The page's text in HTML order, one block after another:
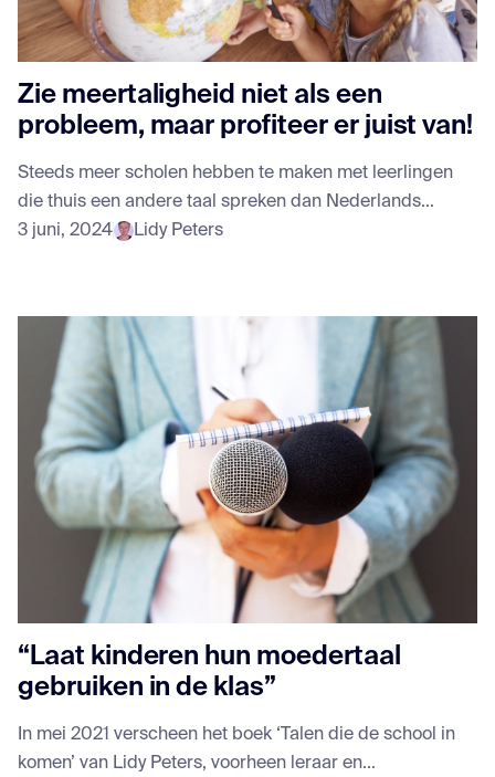
Zie meertaligheid niet als een
probleem, maar profiteer er juist van!
Steeds meer scholen hebben te maken met leerlingen
die thuis een andere taal spreken dan Nederlands...
3 juni, 2024
Lidy Peters
“Laat kinderen hun moedertaal
gebruiken in de klas”
In mei 2021 verscheen het boek ‘Talen die de school in
komen’ van Lidy Peters, voorheen leraar en...